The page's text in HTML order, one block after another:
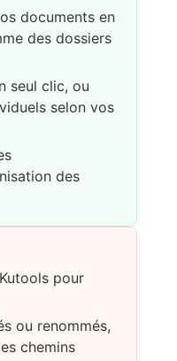
documents en
des dossiers
seul clic, ou
selon vos
des
pour
ou renommés,
chemins